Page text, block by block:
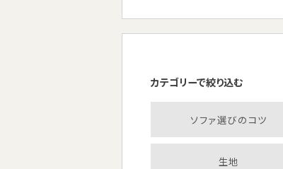
カテゴリーで絞り込む
ソファ選びのコツ
生地